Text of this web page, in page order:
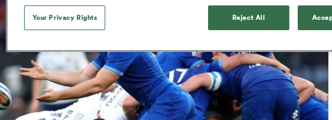
Your Privacy Rights Reject All